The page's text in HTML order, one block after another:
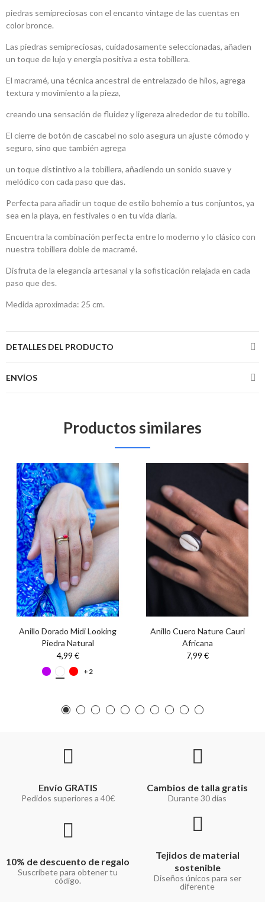
piedras semipreciosas con el encanto vintage de las cuentas en
color bronce.
Las piedras semipreciosas, cuidadosamente seleccionadas, añaden
un toque de lujo y energía positiva a esta tobillera.
El macramé, una técnica ancestral de entrelazado de hilos, agrega
textura y movimiento a la pieza,
creando una sensación de fluidez y ligereza alrededor de tu tobillo.
El cierre de botón de cascabel no solo asegura un ajuste cómodo y
seguro, sino que también agrega
un toque distintivo a la tobillera, añadiendo un sonido suave y
melódico con cada paso que das.
Perfecta para añadir un toque de estilo bohemio a tus conjuntos, ya
sea en la playa, en festivales o en tu vida diaria.
Encuentra la combinación perfecta entre lo moderno y lo clásico con
nuestra tobillera doble de macramé.
Disfruta de la elegancia artesanal y la sofisticación relajada en cada
paso que des.
Medida aproximada: 25 cm.
DETALLES DEL PRODUCTO
ENVÍOS
Productos similares
Anillo Dorado Midi Looking
Piedra Natural
4,99 €
+2
Anillo Cuero Nature Cauri
Africana
7,99 €
Envío GRATIS
Pedidos superiores a 40€
Cambios de talla gratis
Durante 30 días
10% de descuento de regalo
Suscríbete para obtener tu
código.
Tejidos de material
sostenible
Diseños únicos para ser
diferente